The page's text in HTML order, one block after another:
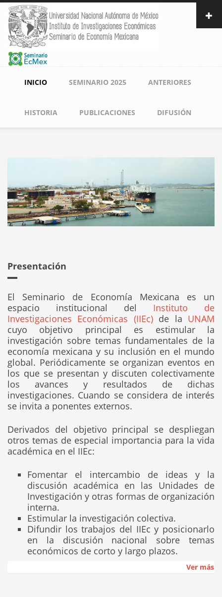
Pasar
contenido
principal
Navegación
INICIO SEMINARIO 2025 ANTERIORES
HISTORIA PUBLICACIONES DIFUSIÓN
Presentación
El Seminario de Economía Mexicana es un
espacio institucional del Instituto de
Investigaciones Económicas (IIEc)de la UNAM
cuyo objetivo principal es estimular la
investigación sobre temas fundamentales de la
economía mexicana y su inclusión en el mundo
global. Periódicamente se organizan eventos en
los que se presentan y discuten colectivamente
los avances y resultados de dichas
investigaciones. Cuando se considera de interés
se invita a ponentes externos.
Derivados del objetivo principal se despliegan
otros temas de especial importancia para la vida
académica en el IIEc:
Fomentar el intercambio de ideas y la
discusión académica en las Unidades de
Investigación y otras formas de organización
interna.
Estimular la investigación colectiva.
Difundir los trabajos del IIEc y posicionarlo
en la discusión nacional sobre temas
económicos de corto y largo plazos.
Ver más